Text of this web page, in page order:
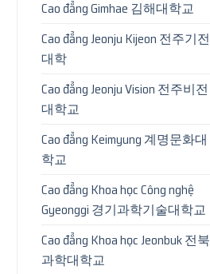
Cao đẳng Gimhae 김해대학교
Cao đẳng Jeonju Kijeon 전주기전
대학
Cao đẳng Jeonju Vision 전주비전
대학교
Cao đẳng Keimyung 계명문화대
학교
Cao đẳng Khoa học Công nghệ
Gyeonggi 경기과학기술대학교
Cao đẳng Khoa học Jeonbuk 전북
과학대학교